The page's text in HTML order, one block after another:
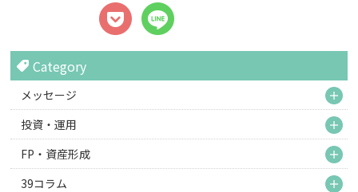
Category
メッセージ
投資・運用
FP・資産形成
39コラム